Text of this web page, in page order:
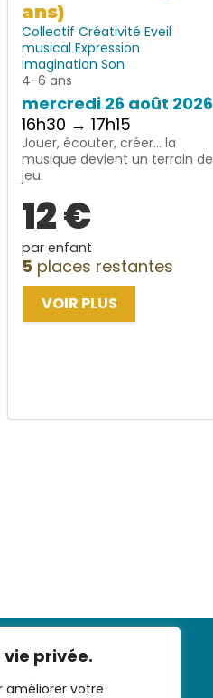
privée.
améliorer votre
ans)
Collectif Créativité Eveil
musical Expression
Imagination Son
4-6 ans
mercredi 26 août 2026
16h30 → 17h15
Jouer, écouter, créer… la
musique devient un terrain de
jeu.
12 €
par enfant
5 places restantes
VOIR PLUS